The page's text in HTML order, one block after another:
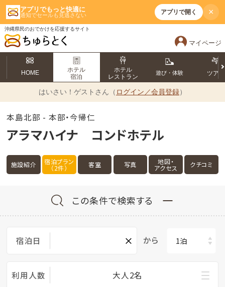
アプリでもっと快適に
通知でセールも見逃さない アプリで開く ×
沖縄県民のおでかけを応援するサイト
マイページ
HOME
ホテル
宿泊
ホテル
レストラン
遊び・体験 ツアー
はいさい！ ゲストさん（ ログイン／会員登録）
本島北部 - 本部・今帰仁
アラマハイナ コンドホテル
施設紹介 宿泊プラン
（2件） 客室 写真 地図・
アクセス クチコミ
この条件で検索する
宿泊日 × から
利用人数 大人2名